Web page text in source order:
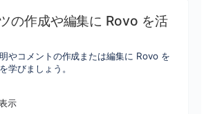
の作成や編集に Rovo を活
やコメントの作成または編集に Rovo を
学びましょう。
示